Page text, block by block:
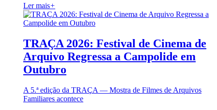
Ler mais+
TRAÇA 2026: Festival de Cinema de
Arquivo Regressa a Campolide em
Outubro
A 5.ª edição da TRAÇA — Mostra de Filmes de Arquivos
Familiares acontece